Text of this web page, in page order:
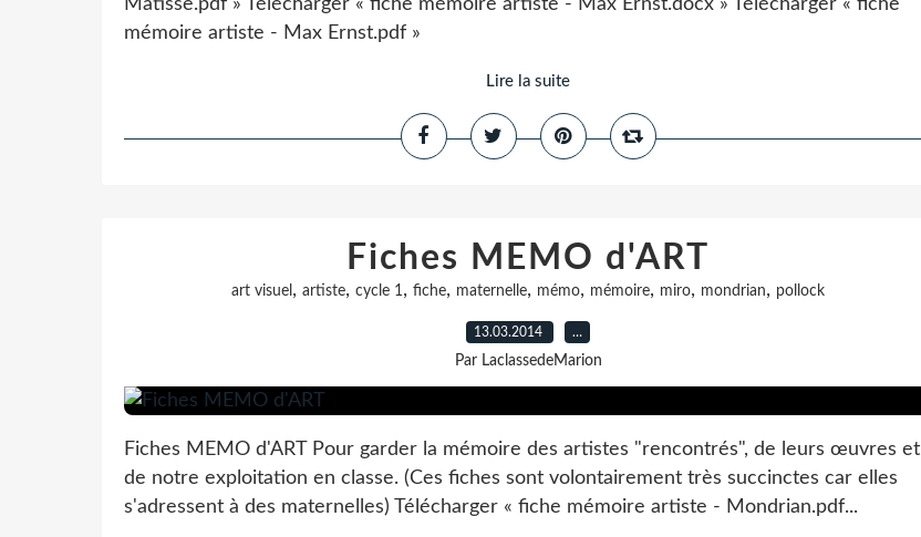
Matisse.pdf » Télécharger « fiche mémoire artiste - Max Ernst.docx » Télécharger « fiche
mémoire artiste - Max Ernst.pdf »
Lire la suite
Fiches MEMO d'ART
art visuel , artiste, cycle 1, fiche, maternelle, mémo, mémoire, miro, mondrian, pollock
13.03.2014 …
Par LaclassedeMarion
Fiches MEMO d'ART Pour garder la mémoire des artistes "rencontrés", de leurs œuvres et
de notre exploitation en classe. (Ces fiches sont volontairement très succinctes car elles
s'adressent à des maternelles) Télécharger « fiche mémoire artiste - Mondrian.pdf...